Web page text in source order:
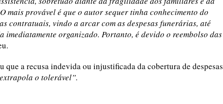
mais provável é que o autor sequer tinha conhecimento do
contratuais, vindo a arcar com as despesas funerárias, até
imediatamente organizado. Portanto, é devido o reembolso das
que a recusa indevida ou injustificada da cobertura de despesas
o tolerável”.